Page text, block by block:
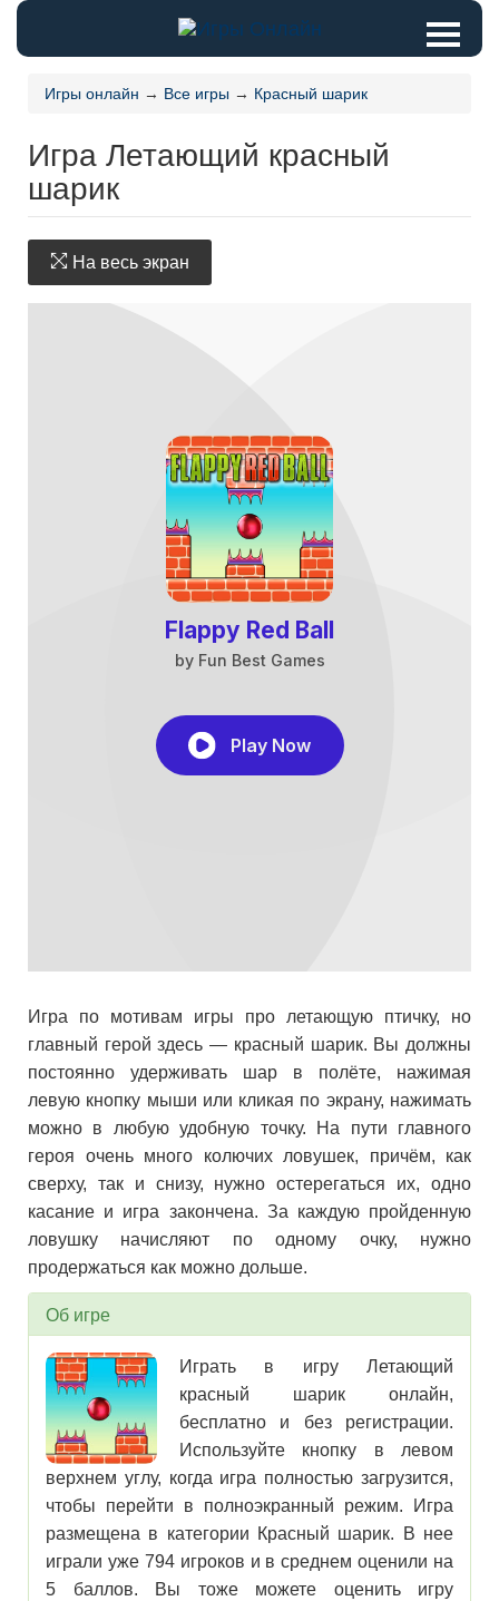
Игры онлайн → Все игры → Красный шарик
Игра Летающий красный
шарик
На весь экран
Игра по мотивам игры про летающую птичку, но
главный герой здесь — красный шарик. Вы должны
постоянно удерживать шар в полёте, нажимая
левую кнопку мыши или кликая по экрану, нажимать
можно в любую удобную точку. На пути главного
героя очень много колючих ловушек, причём, как
сверху, так и снизу, нужно остерегаться их, одно
касание и игра закончена. За каждую пройденную
ловушку начисляют по одному очку, нужно
продержаться как можно дольше.
Об игре
Играть в игру Летающий
красный шарик онлайн,
бесплатно и без регистрации.
Используйте кнопку в левом
верхнем углу, когда игра полностью загрузится,
чтобы перейти в полноэкранный режим. Игра
размещена в категории Красный шарик. В нее
играли уже 794 игроков и в среднем оценили на
5 баллов. Вы тоже можете оценить игру